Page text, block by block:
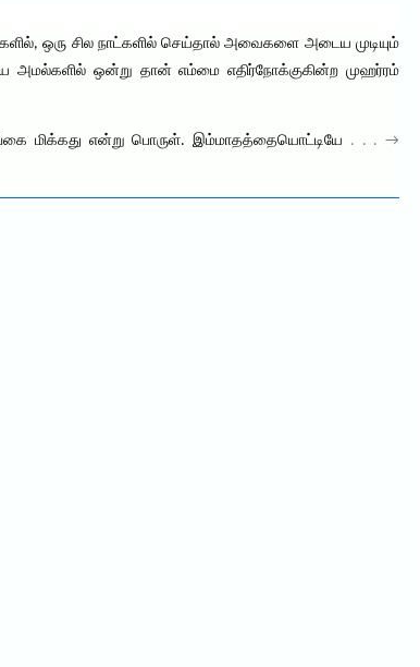
ஒரு சில நாட்களில் செய்தால் அவைகளை அடைய முடியும்
அமல்களில் ஒன்று தான் எம்மை எதிர்நோக்குகின்ற முஹர்ரம்
மிக்கது என்று பொருள். இம்மாதத்தையொட்டியே . . . →